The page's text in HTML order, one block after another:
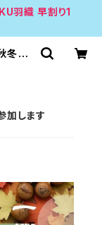
羽織 早割り1
冬の
します